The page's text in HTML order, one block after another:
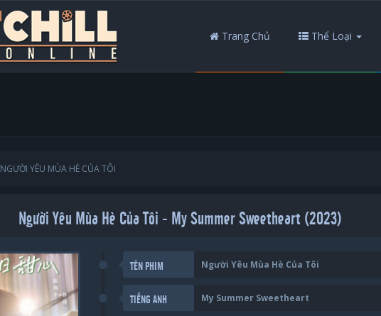
Trang Chủ Thể Loại
NGƯỜI YÊU MÙA HÈ CỦA TÔI
Người Yêu Mùa Hè Của Tôi - My Summer Sweetheart (2023)
TÊN PHIM Người Yêu Mùa Hè Của Tôi
TIẾNG ANH My Summer Sweetheart